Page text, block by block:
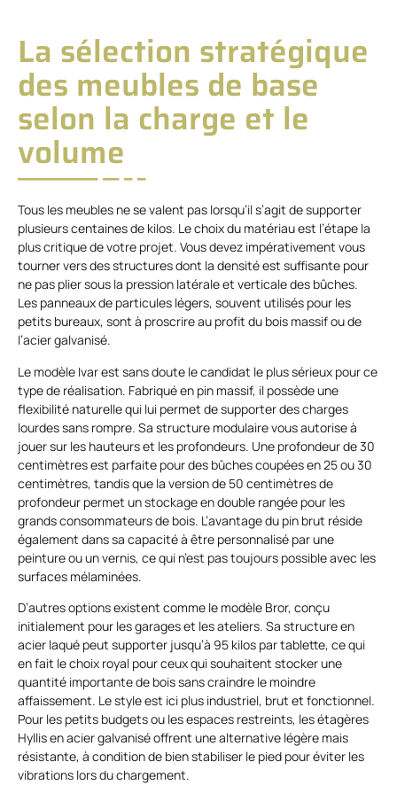
La sélection stratégique
des meubles de base
selon la charge et le
volume
Tous les meubles ne se valent pas lorsqu’il s’agit de supporter
plusieurs centaines de kilos. Le choix du matériau est l’étape la
plus critique de votre projet. Vous devez impérativement vous
tourner vers des structures dont la densité est suffisante pour
ne pas plier sous la pression latérale et verticale des bûches.
Les panneaux de particules légers, souvent utilisés pour les
petits bureaux, sont à proscrire au profit du bois massif ou de
l’acier galvanisé.
Le modèle Ivar est sans doute le candidat le plus sérieux pour ce
type de réalisation. Fabriqué en pin massif, il possède une
flexibilité naturelle qui lui permet de supporter des charges
lourdes sans rompre. Sa structure modulaire vous autorise à
jouer sur les hauteurs et les profondeurs. Une profondeur de 30
centimètres est parfaite pour des bûches coupées en 25 ou 30
centimètres, tandis que la version de 50 centimètres de
profondeur permet un stockage en double rangée pour les
grands consommateurs de bois. L’avantage du pin brut réside
également dans sa capacité à être personnalisé par une
peinture ou un vernis, ce qui n’est pas toujours possible avec les
surfaces mélaminées.
D’autres options existent comme le modèle Bror, conçu
initialement pour les garages et les ateliers. Sa structure en
acier laqué peut supporter jusqu’à 95 kilos par tablette, ce qui
en fait le choix royal pour ceux qui souhaitent stocker une
quantité importante de bois sans craindre le moindre
affaissement. Le style est ici plus industriel, brut et fonctionnel.
Pour les petits budgets ou les espaces restreints, les étagères
Hyllis en acier galvanisé offrent une alternative légère mais
résistante, à condition de bien stabiliser le pied pour éviter les
vibrations lors du chargement.